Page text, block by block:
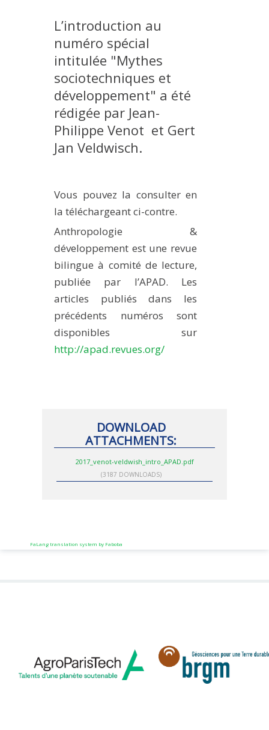
L’introduction au
numéro spécial
intitulée "Mythes
sociotechniques et
développement" a été
rédigée par Jean-
Philippe Venot et Gert
Jan Veldwisch.
Vous pouvez la consulter en
la téléchargeant ci-contre.
Anthropologie &
développement est une revue
bilingue à comité de lecture,
publiée par l’APAD. Les
articles publiés dans les
précédents numéros sont
disponibles sur
http://apad.revues.org/
DOWNLOAD
ATTACHMENTS:
2017_venot-veldwish_intro_APAD.pdf
(3187 DOWNLOADS)
FaLang translation system by Faboba